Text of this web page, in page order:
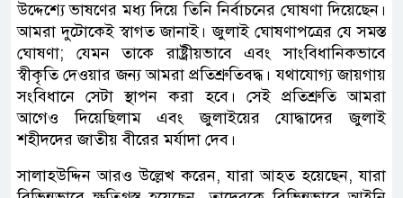
উদ্দেশ্যে ভাষণের মধ্য দিয়ে তিনি নির্বাচনের ঘোষণা দিয়েছেন।
আমরা দুটোকেই স্বাগত জানাই। জুলাই ঘোষণাপত্রের যে সমস্ত
ঘোষণা; যেমন তাকে রাষ্ট্রীয়ভাবে এবং সাংবিধানিকভাবে
স্বীকৃতি দেওয়ার জন্য আমরা প্রতিশ্রুতিবদ্ধ। যথাযোগ্য জায়গায়
সংবিধানে সেটা স্থাপন করা হবে। সেই প্রতিশ্রুতি আমরা
আগেও দিয়েছিলাম এবং জুলাইয়ের যোদ্ধাদের জুলাই
শহীদদের জাতীয় বীরের মর্যাদা দেব।
সালাহউদ্দিন আরও উল্লেখ করেন, যারা আহত হয়েছেন, যারা